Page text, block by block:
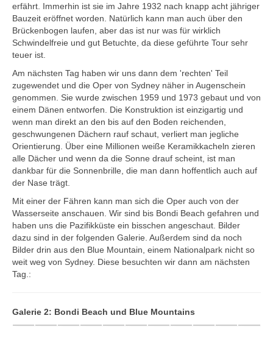
Australien-Outback
Brisbaine bis Melbourne
Neuseeland
Christchurch+Umgebung
Sydney2007
Australiens Südwesten
Europa
Sofia
Dänemark
Impressionen NWJütland
DK-WoMoTour-2021
erfährt. Immerhin ist sie im Jahre 1932 nach knapp acht jähriger
Bauzeit eröffnet worden. Natürlich kann man auch über den
Brückenbogen laufen, aber das ist nur was für wirklich
Schwindelfreie und gut Betuchte, da diese geführte Tour sehr
teuer ist.
Am nächsten Tag haben wir uns dann dem 'rechten' Teil
zugewendet und die Oper von Sydney näher in Augenschein
genommen. Sie wurde zwischen 1959 und 1973 gebaut und von
einem Dänen entworfen. Die Konstruktion ist einzigartig und
wenn man direkt an den bis auf den Boden reichenden,
geschwungenen Dächern rauf schaut, verliert man jegliche
Orientierung. Über eine Millionen weiße Keramikkacheln zieren
alle Dächer und wenn da die Sonne drauf scheint, ist man
dankbar für die Sonnenbrille, die man dann hoffentlich auch auf
der Nase trägt.
Mit einer der Fähren kann man sich die Oper auch von der
Wasserseite anschauen. Wir sind bis Bondi Beach gefahren und
haben uns die Pazifikküste ein bisschen angeschaut. Bilder
dazu sind in der folgenden Galerie. Außerdem sind da noch
Bilder drin aus den Blue Mountain, einem Nationalpark nicht so
weit weg von Sydney. Diese besuchten wir dann am nächsten
Tag.:
Galerie 2: Bondi Beach und Blue Mountains